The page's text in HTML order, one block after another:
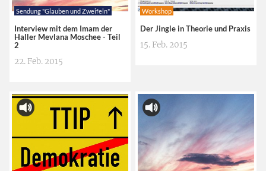
Sendung "Glauben und Zweifeln"
Interview mit dem Imam der
Haller Mevlana Moschee - Teil
2
22. Feb. 2015
Workshop
Der Jingle in Theorie und Praxis
15. Feb. 2015